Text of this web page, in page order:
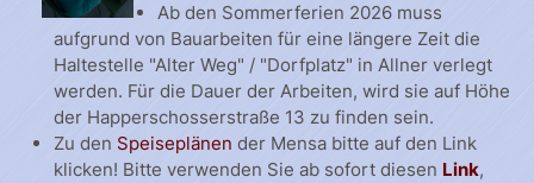
Ab den Sommerferien 2026 muss
aufgrund von Bauarbeiten für eine längere Zeit die
Haltestelle "Alter Weg" / "Dorfplatz" in Allner verlegt
werden. Für die Dauer der Arbeiten, wird sie auf Höhe
der Happerschosserstraße 13 zu finden sein.
Zu den Speiseplänen der Mensa bitte auf den Link
klicken! Bitte verwenden Sie ab sofort diesen Link,